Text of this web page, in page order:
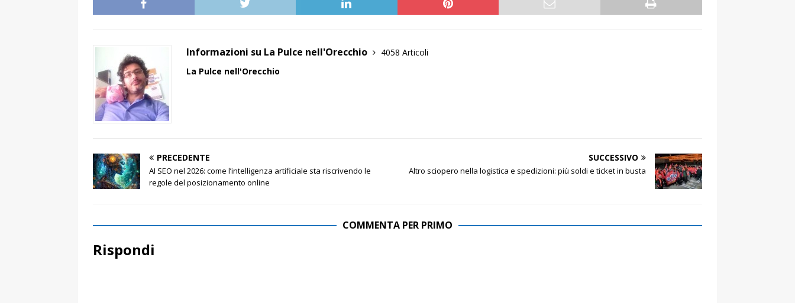
Informazioni su La Pulce nell'Orecchio
4058 Articoli
La Pulce nell'Orecchio
PRECEDENTE
AI SEO nel 2026: come l’intelligenza artificiale sta riscrivendo le
regole del posizionamento online
SUCCESSIVO
Altro sciopero nella logistica e spedizioni: più soldi e ticket in busta
COMMENTA PER PRIMO
Rispondi